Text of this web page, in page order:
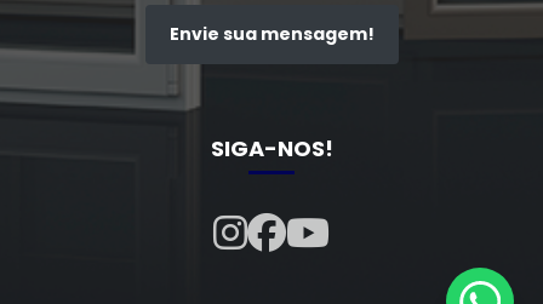
Envie sua mensagem!
SIGA-NOS!